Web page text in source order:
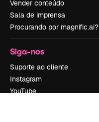
Vender conteúdo
Sala de imprensa
Procurando por magnific.ai?
Siga-nos
Suporte ao cliente
Instagram
YouTube